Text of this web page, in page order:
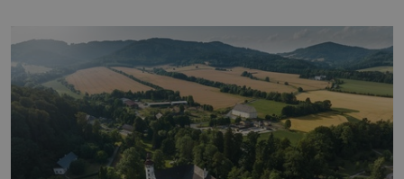
Je to opravdu tak, s věkem jako kdyby se paměť
rozhodla stávkovat. Cvičte